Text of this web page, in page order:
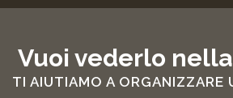
Vuoi vederlo
TI AIUTIAMO A ORGANIZZARE